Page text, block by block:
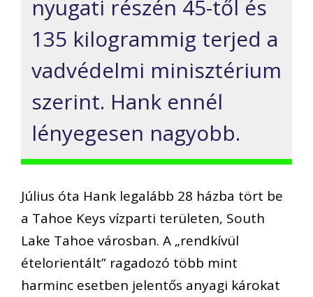
nyugati részén 45-től és
135 kilogrammig terjed a
vadvédelmi minisztérium
szerint. Hank ennél
lényegesen nagyobb.
Július óta Hank legalább 28 házba tört be
a Tahoe Keys vízparti területen, South
Lake Tahoe városban. A „rendkívül
ételorientált” ragadozó több mint
harminc esetben jelentős anyagi károkat